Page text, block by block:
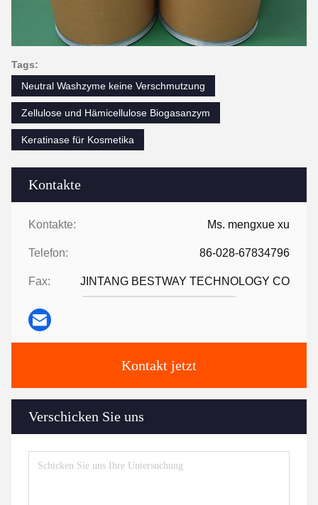
Kontakte
Kontakte: Ms. mengxue xu
Telefon: 86-028-67834796
Fax: JINTANG BESTWAY TECHNOLOGY CO
Kontakt jetzt
Verschicken Sie uns
Tags:
Neutral Washzyme keine Verschmutzung
Zellulose und Hämicellulose Biogasanzym
Keratinase für Kosmetika